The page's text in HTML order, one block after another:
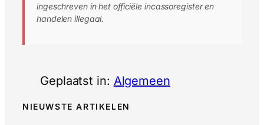
ingeschreven in het officiële incassoregister en
handelen illegaal.
Geplaatst in: Algemeen
NIEUWSTE ARTIKELEN